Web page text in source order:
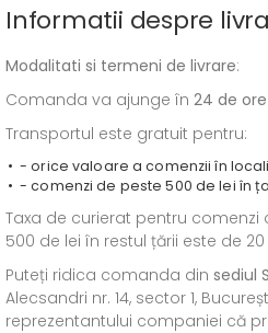
Informatii despre
Modalitati si termeni de livrare:
Comanda va ajunge în 24 de ore
Transportul este gratuit pentru:
- orice valoare a comenzii în
- comenzi de peste 500 de lei în
Taxa de curierat pentru
500 de lei în restul țării este de 20
Puteți ridica comanda din sediul
Alecsandri nr. 14, sector 1,
reprezentantului companiei că